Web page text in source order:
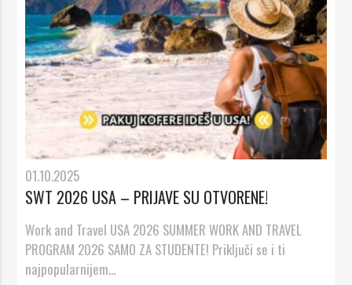
01.10.2025
SWT 2026 USA – PRIJAVE SU OTVORENE!
Work and Travel USA 2026 SUMMER WORK AND TRAVEL
PROGRAM 2026 SAMO ZA STUDENTE! Priključi se i ti
najpopularnijem...